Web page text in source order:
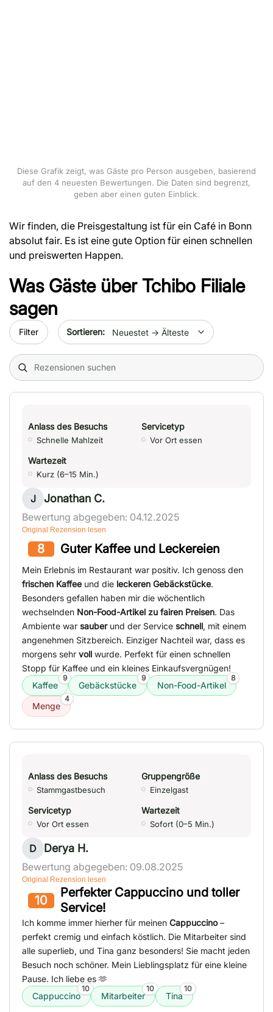
Diese Grafik zeigt, was Gäste pro Person ausgeben, basierend
auf den 4 neuesten Bewertungen. Die Daten sind begrenzt,
geben aber einen guten Einblick.
Wir finden, die Preisgestaltung ist für ein Café in Bonn
absolut fair. Es ist eine gute Option für einen schnellen
und preiswerten Happen.
Was Gäste überTchibo Filiale
sagen
Filter Sort by date
Search (title/text)
Anlass des Besuchs
Schnelle Mahlzeit
Servicetyp
Vor Ort essen
Wartezeit
Kurz (6–15 Min.)
J Jonathan C.
Bewertung abgegeben: 04.12.2025
Original Rezension lesen
8 Guter Kaffee und Leckereien
Mein Erlebnis im Restaurant war positiv. Ich genoss den
frischen Kaffee und die leckeren Gebäckstücke.
Besonders gefallen haben mir die wöchentlich
wechselnden Non-Food-Artikel zu fairen Preisen. Das
Ambiente war sauberund der Service schnell, mit einem
angenehmen Sitzbereich. Einziger Nachteil war, dass es
morgens sehr voll wurde. Perfekt für einen schnellen
Stopp für Kaffee und ein kleines Einkaufsvergnügen!
Kaffee
9
Gebäckstücke
9
Non-Food-Artikel
8
Menge
4
Anlass des Besuchs
Stammgastbesuch
Gruppengröße
Einzelgast
Servicetyp
Vor Ort essen
Wartezeit
Sofort (0–5 Min.)
D Derya H.
Bewertung abgegeben: 09.08.2025
Original Rezension lesen
10
Perfekter Cappuccino und toller
Service!
Ich komme immer hierher für meinen Cappuccino–
perfekt cremig und einfach köstlich. Die Mitarbeiter sind
alle superlieb, und Tina ganz besonders! Sie macht jeden
Besuch noch schöner. Mein Lieblingsplatz für eine kleine
Pause. Ich liebe es 🫶
Cappuccino
10
Mitarbeiter
10
Tina
10